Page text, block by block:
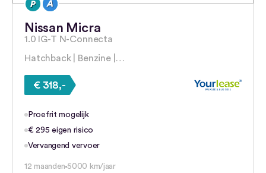
Nissan Micra
1.0 IG-T N-Connecta
Hatchback | Benzine |…
€ 318,-
Proefrit mogelijk
€ 295 eigen risico
Vervangend vervoer
12 maanden 5000 km/jaar